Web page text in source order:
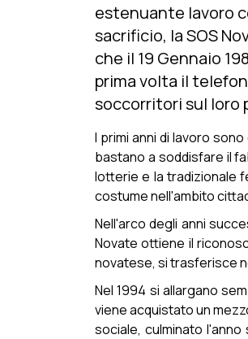
estenuante lavoro
sacrificio, la SOS
che il 19 Gennaio
prima volta il
soccorritori sul loro
I primi anni di lavoro
bastano a soddisfare il
lotterie e la tradizionale
costume nell'ambito
Nell'arco degli anni
Novate ottiene il
novatese, si trasferisce
Nel 1994 si allargano
viene acquistato un
sociale, culminato